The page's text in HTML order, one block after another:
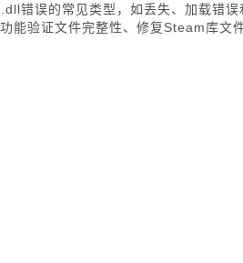
错误的常见类型，如丢失、加载错
能验证文件完整性、修复Steam库文